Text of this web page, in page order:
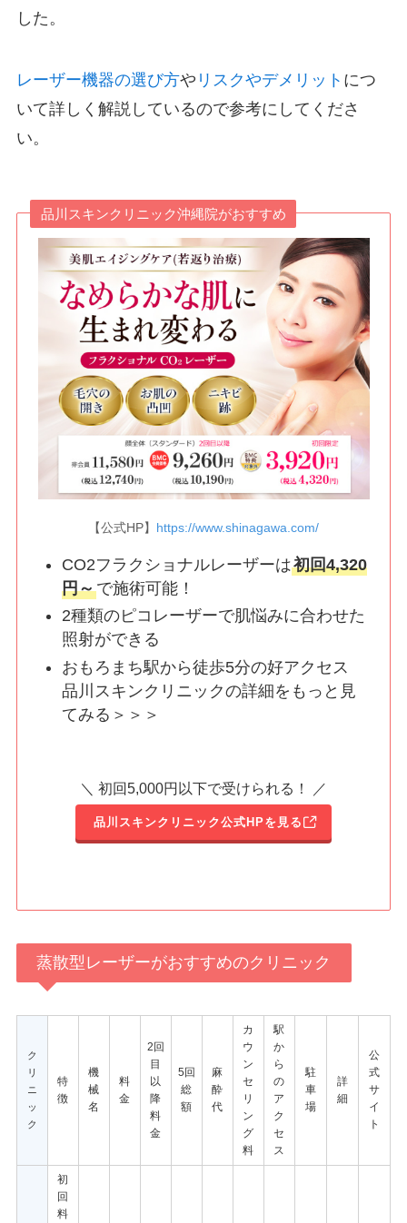
した。
レーザー機器の選び方や リスクやデメリット につ
いて詳しく解説しているので参考にしてくださ
い。
品川スキンクリニック沖縄院がおすすめ
【公式HP】 https://www.shinagawa.com/
CO2フラクショナルレーザーは初回4,320
円～で施術可能！
2種類のピコレーザーで肌悩みに合わせた
照射ができる
おもろまち駅から徒歩5分の好アクセス
品川スキンクリニックの詳細をもっと見
てみる＞＞＞
＼ 初回5,000円以下で受けられる！ ／
品川スキンクリニック公式HPを見る
蒸散型レーザーがおすすめのクリニック
ク
リ
ニ
ッ
ク
特
徴
機
械
名
料
金
2回
目
以
降
料
金
5回
総
額
麻
酔
代
カ
ウ
ン
セ
リ
ン
グ
料
駅
か
ら
の
ア
ク
セ
ス
駐
車
場
詳
細
公
式
サ
イ
ト
初
回
料